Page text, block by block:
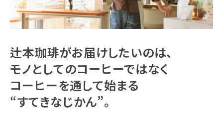
辻本珈琲がお届けしたいのは、
モノとしてのコーヒーではなく
コーヒーを通して始まる
“すてきなじかん”。